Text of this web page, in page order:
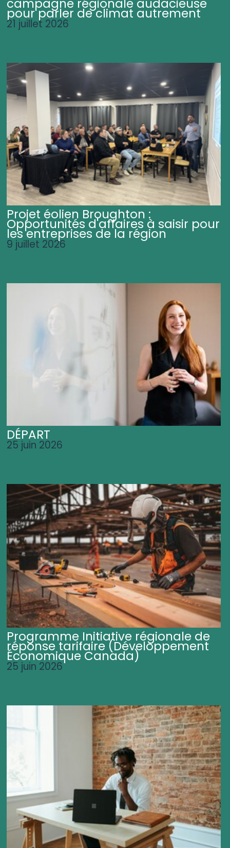
campagne régionale audacieuse
pour parler de climat autrement
21 juillet 2026
Projet éolien Broughton :
Opportunités d'affaires à saisir pour
les entreprises de la région
9 juillet 2026
DÉPART
25 juin 2026
Programme Initiative régionale de
réponse tarifaire (Développement
Économique Canada)
25 juin 2026